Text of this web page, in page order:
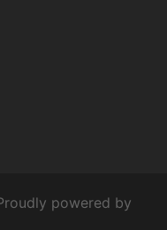
powered by